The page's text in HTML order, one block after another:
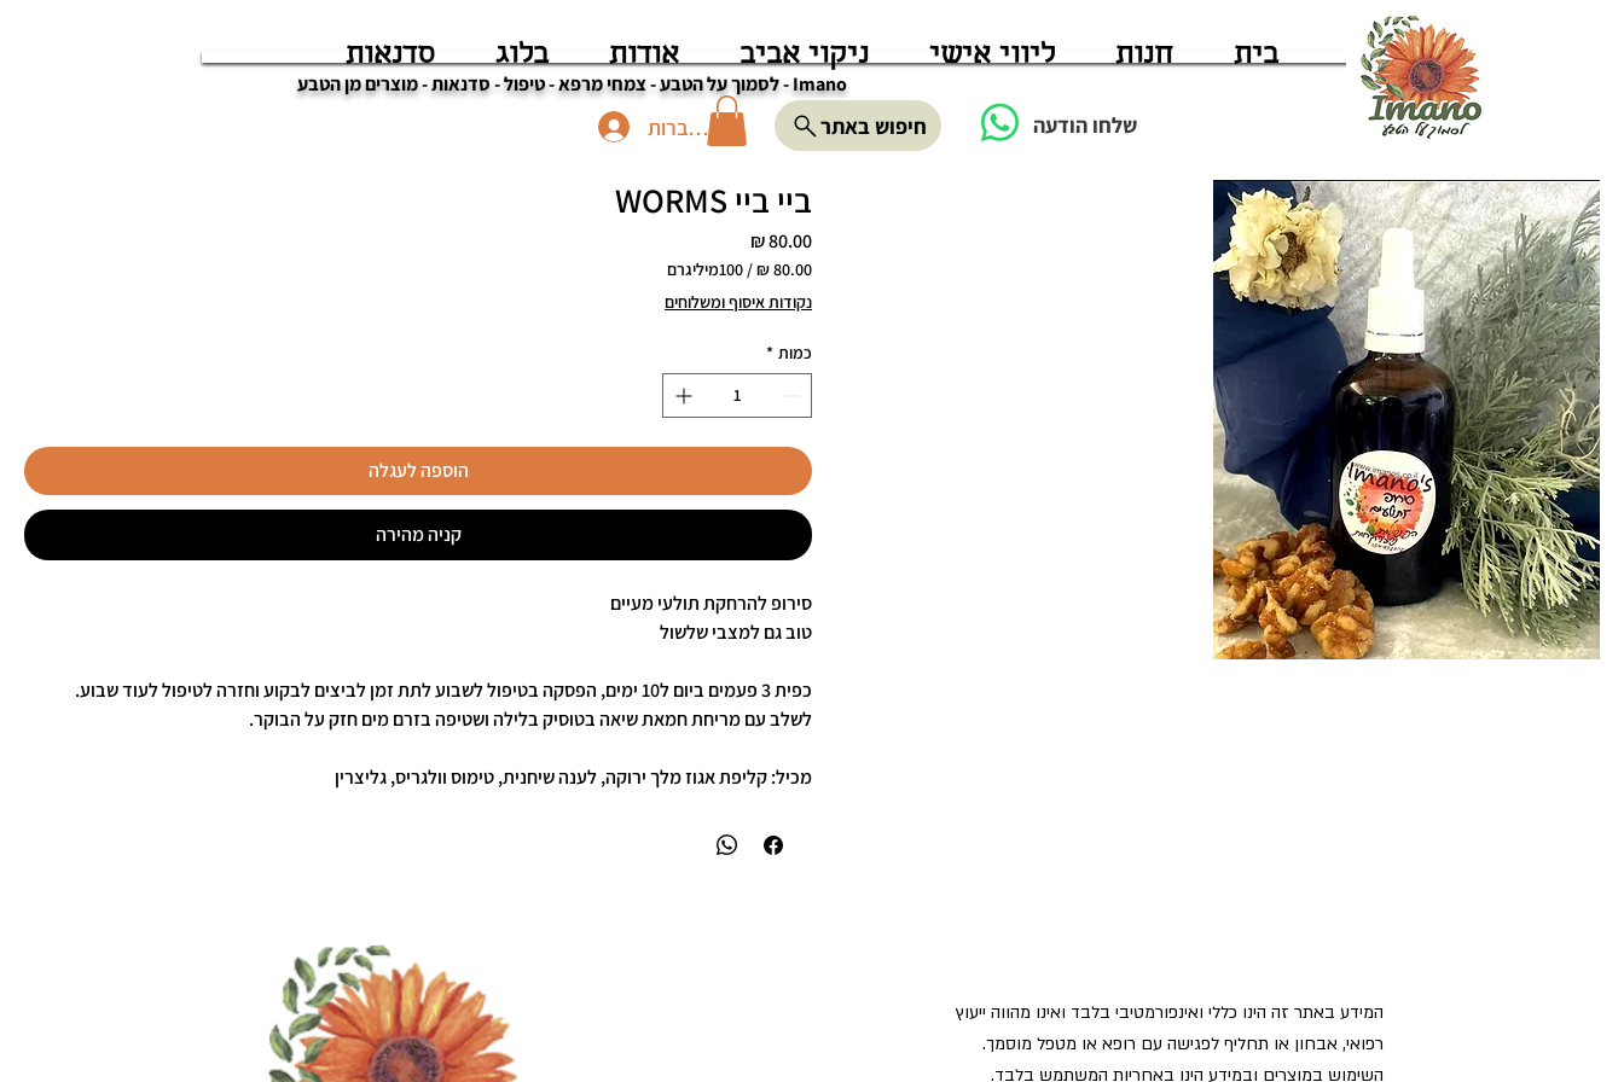
בית חנות ליווי אישי ניקוי אביב אודות בלוג סדנאות
להתחברות חיפוש באתר שלחו הודעה
Imano - לסמוך על הטבע - צמחי מרפא - טיפול - סדנאות - מוצרים מן הטבע
ביי ביי WORMS
/ 100מיליגרם
לכל
Milligrams
נקודות איסוף ומשלוחים
כמות *
הוספה לעגלה
קניה מהירה
סירופ להרחקת תולעי מעיים
טוב גם למצבי שלשול
כפית 3 פעמים ביום ל10 ימים, הפסקה בטיפול לשבוע לתת זמן לביצים לבקוע וחזרה לטיפול לעוד שבוע.
לשלב עם מריחת חמאת שיאה בטוסיק בלילה ושטיפה בזרם מים חזק על הבוקר.
מכיל: קליפת אגוז מלך ירוקה, לענה שיחנית, טימוס וולגריס, גליצרין
המידע באתר זה הינו כללי ואינפורמטיבי בלבד ואינו מהווה ייעוץ
רפואי, אבחון או תחליף לפגישה עם רופא או מטפל מוסמך.
השימוש במוצרים ובמידע הינו באחריות המשתמש בלבד.